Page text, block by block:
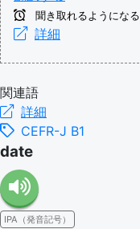
聞き取れるようになる
詳細
関連語
詳細
CEFR-J B1
date
IPA（発音記号）